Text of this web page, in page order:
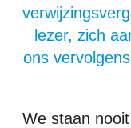
lezer, zich
ons
We staan